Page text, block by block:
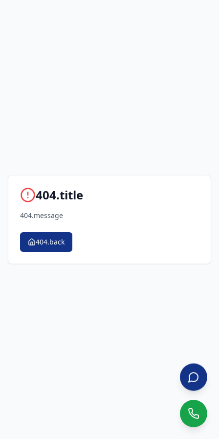
404.title
404.message
404.back